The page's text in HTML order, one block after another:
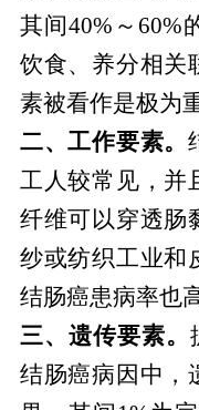
其间40%～60%
饮食、养分相关
素被看作是极为
二、工作要素。
工人较常见，并
纤维可以穿透肠
纱或纺织工业和
结肠癌患病率也
三、遗传要素。
结肠癌病因中，